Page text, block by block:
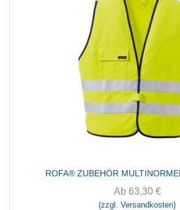
ROFA® ZUBEHÖR
Ab 63,30€
(zzgl. Versandkosten)